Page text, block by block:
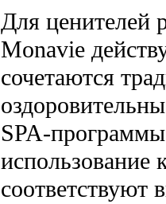
Для ценителей
Monavie
сочетаются
SPA-
использование
соответствуют